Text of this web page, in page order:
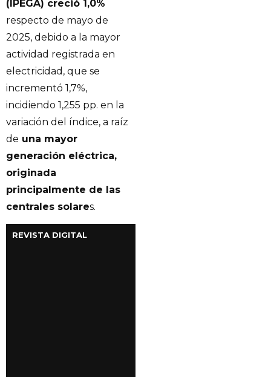
(IPEGA) creció 1,0%
respecto de mayo de
2025, debido a la mayor
actividad registrada en
electricidad, que se
incrementó 1,7%,
incidiendo 1,255 pp. en la
variación del índice, a raíz
de una mayor
generación eléctrica,
originada
principalmente de las
centrales solares.
REVISTA DIGITAL